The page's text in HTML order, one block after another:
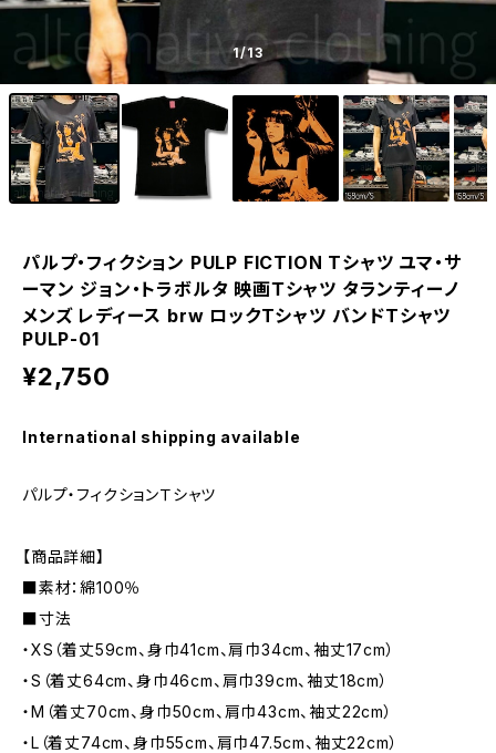
1/13
パルプ・フィクション PULP FICTION Tシャツ ユマ・サ
ーマン ジョン・トラボルタ 映画Ｔシャツ タランティーノ
メンズ レディース brw ロックTシャツ バンドTシャツ
PULP-01
¥2,750
International shipping available
パルプ・フィクションＴシャツ
【商品詳細】
■素材：綿100％
■寸法
・XS（着丈59cm、身巾41cm、肩巾34cm、袖丈17cm）
・S（着丈64cm、身巾46cm、肩巾39cm、袖丈18cm）
・M（着丈70cm、身巾50cm、肩巾43cm、袖丈22cm）
・L（着丈74cm、身巾55cm、肩巾47.5cm、袖丈22cm）